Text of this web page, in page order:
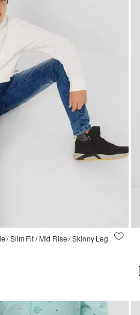
/ Slim Fit / Mid Rise / Skinny Leg